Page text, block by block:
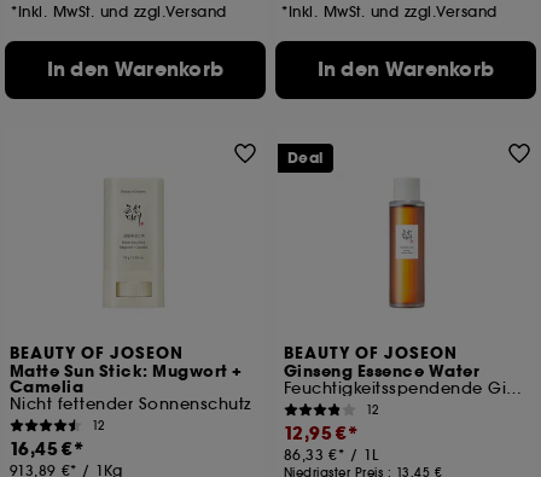
*Inkl. MwSt. und zzgl.Versand
In den Warenkorb
*Inkl. MwSt. und zzgl.Versand
In den Warenkorb
BEAUTY OF JOSEON
Matte Sun Stick: Mugwort +
Camelia
Nicht fettender Sonnenschutz
12
16,45 €
913,89 € / 1Kg
BEAUTY OF JOSEON
Ginseng Essence Water
Feuchtigkeitsspendende Ginseng-Essenz
12
12,95 €
86,33 € / 1L
Niedrigster Preis : 13,45 €
Deal